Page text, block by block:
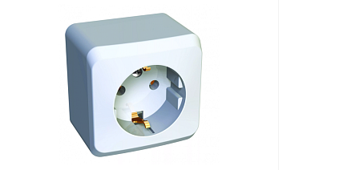
В корзину
Купить в 1 клик К сравнению
В избранное В наличии